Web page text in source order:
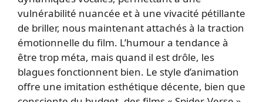
vulnérabilité nuancée et à une vivacité pétillante
de briller, nous maintenant attachés à la traction
émotionnelle du film. L’humour a tendance à
être trop méta, mais quand il est drôle, les
blagues fonctionnent bien. Le style d’animation
offre une imitation esthétique décente, bien que